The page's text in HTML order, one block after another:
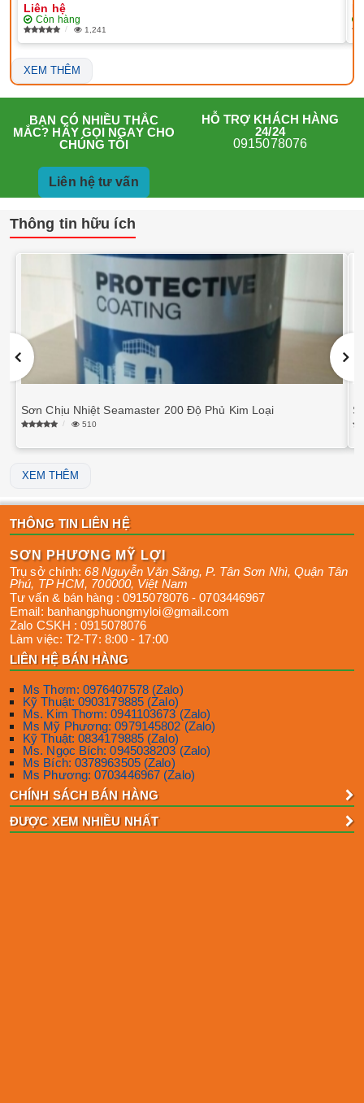
Liên hệ
Còn hàng
1,241
XEM THÊM
BẠN CÓ NHIỀU THẮC
MẮC? HÃY GỌI NGAY CHO
CHÚNG TÔI
HỖ TRỢ KHÁCH HÀNG
24/24
0915078076
Liên hệ tư vấn
Thông tin hữu ích
Sơn Chịu Nhiệt Seamaster 200 Độ Phủ Kim Loại
510
XEM THÊM
THÔNG TIN LIÊN HỆ
SƠN PHƯƠNG MỸ LỢI
Trụ sở chính:68 Nguyễn Văn Săng, P. Tân Sơn Nhì,Quận Tân
Phú, TP HCM, 700000, Việt Nam
Tư vấn & bán hàng : 0915078076 -0703446967
Email: banhangphuongmyloi@gmail.com
Zalo CSKH :0915078076
Làm việc: T2-T7: 8:00 - 17:00
LIÊN HỆ BÁN HÀNG
Ms Thơm: 0976407578 (Zalo)
Kỹ Thuật: 0903179885 (Zalo)
Ms. Kim Thơm: 0941103673 (Zalo)
Ms Mỹ Phương: 0979145802 (Zalo)
Kỹ Thuật: 0834179885 (Zalo)
Ms. Ngọc Bích: 0945038203 (Zalo)
Ms Bích: 0378963505 (Zalo)
Ms Phương: 0703446967 (Zalo)
CHÍNH SÁCH BÁN HÀNG
ĐƯỢC XEM NHIỀU NHẤT